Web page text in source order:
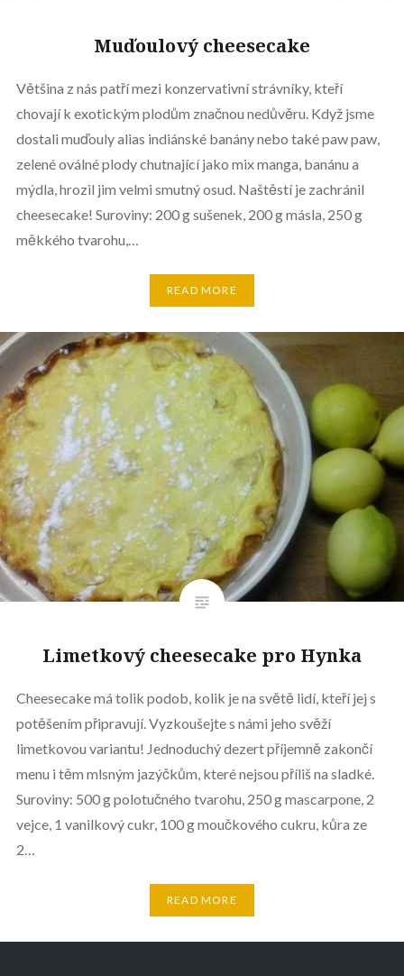
Muďoulový cheesecake
Většina z nás patří mezi konzervativní strávníky, kteří
chovají k exotickým plodům značnou nedůvěru. Když jsme
dostali muďouly alias indiánské banány nebo také paw paw,
zelené oválné plody chutnající jako mix manga, banánu a
mýdla, hrozil jim velmi smutný osud. Naštěstí je zachránil
cheesecake! Suroviny: 200 g sušenek, 200 g másla, 250 g
měkkého tvarohu,…
READ MORE
Limetkový cheesecake pro Hynka
Cheesecake má tolik podob, kolik je na světě lidí, kteří jej s
potěšením připravují. Vyzkoušejte s námi jeho svěží
limetkovou variantu! Jednoduchý dezert příjemně zakončí
menu i těm mlsným jazýčkům, které nejsou příliš na sladké.
Suroviny: 500 g polotučného tvarohu, 250 g mascarpone, 2
vejce, 1 vanilkový cukr, 100 g moučkového cukru, kůra ze
2…
READ MORE